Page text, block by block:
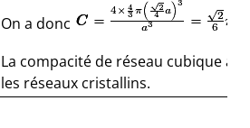
On a donc
La compacité de réseau cubique à
les réseaux cristallins.